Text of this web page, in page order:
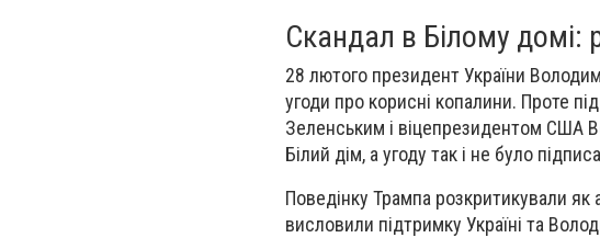
Скандал в Білому домі:
28 лютого президент України
угоди про корисні копалини. Проте
Зеленським і віцепрезидентом США
Білий дім, а угоду так і не було
Поведінку Трампа розкритикували як
висловили підтримку Україні та